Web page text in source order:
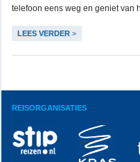
telefoon eens weg en geniet van
LEES VERDER >
REISORGANISATIES